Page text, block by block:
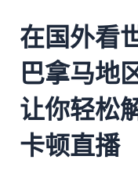
在国外看
巴拿马地
让你轻松
卡顿直播